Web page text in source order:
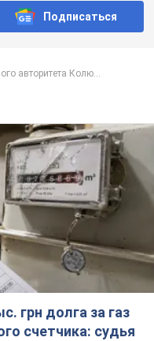
Подписаться
авторитета Колю...
грн долга за газ
счетчика: судья